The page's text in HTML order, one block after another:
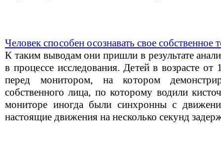
Человек способен осознавать свое собственное
К таким выводам они пришли в результате
в процессе исследования. Детей в возрасте
перед монитором, на котором
собственного лица, по которому водили
мониторе иногда были синхронны с
настоящие движения на несколько секунд